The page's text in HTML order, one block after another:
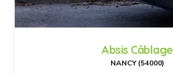
Absis Câblage
NANCY (54000)